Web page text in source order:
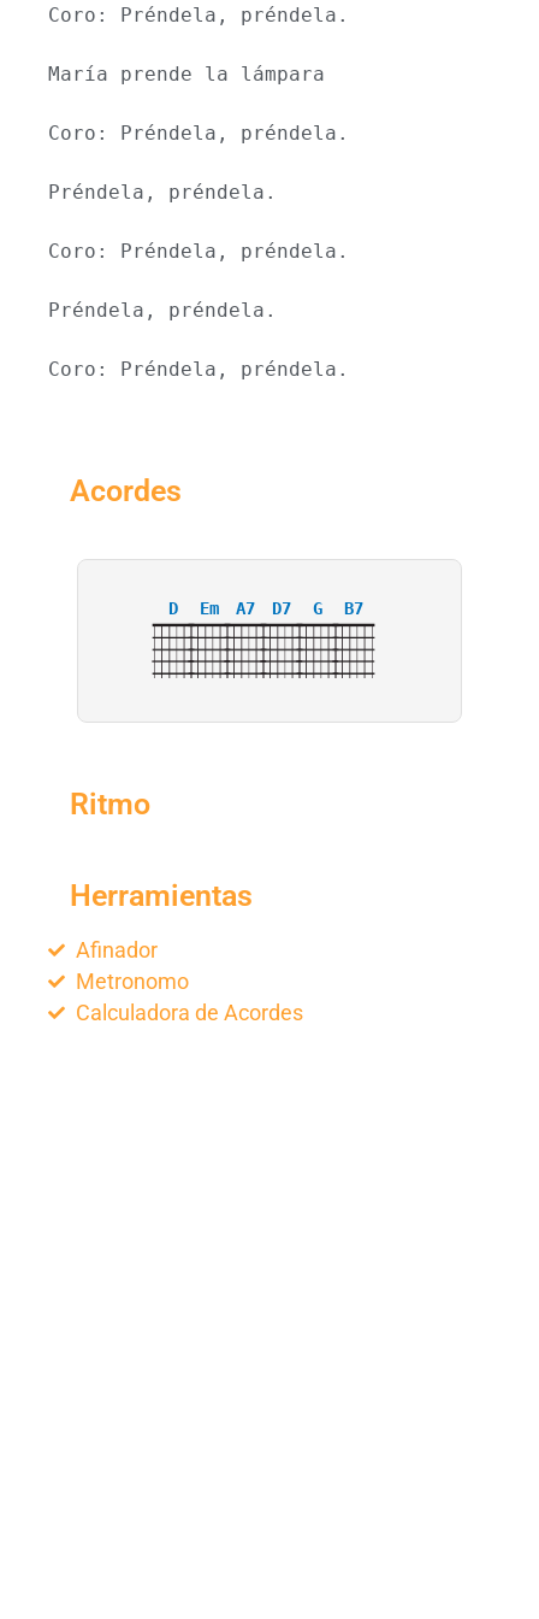
Coro: Préndela, préndela.
María prende la lámpara
Coro: Préndela, préndela.
Préndela, préndela.
Coro: Préndela, préndela.
Préndela, préndela.
Coro: Préndela, préndela.
Acordes
D Em A7 D7 G B7
Ritmo
Herramientas
Afinador
Metronomo
Calculadora de Acordes